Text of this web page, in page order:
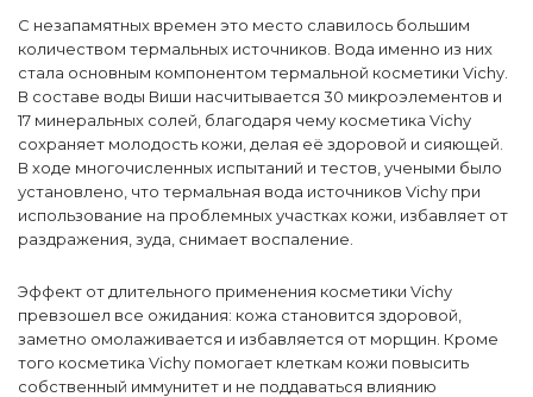
С незапамятных времен это место славилось большим
количеством термальных источников. Вода именно из них
стала основным компонентом термальной косметики Vichy.
В составе воды Виши насчитывается 30 микроэлементов и
17 минеральных солей, благодаря чему косметика Vichy
сохраняет молодость кожи, делая её здоровой и сияющей.
В ходе многочисленных испытаний и тестов, учеными было
установлено, что термальная вода источников Viсhy при
использование на проблемных участках кожи, избавляет от
раздражения, зуда, снимает воспаление.
Эффект от длительного применения косметики Vichy
превзошел все ожидания: кожа становится здоровой,
заметно омолаживается и избавляется от морщин. Кроме
того косметика Vichy помогает клеткам кожи повысить
собственный иммунитет и не поддаваться влиянию